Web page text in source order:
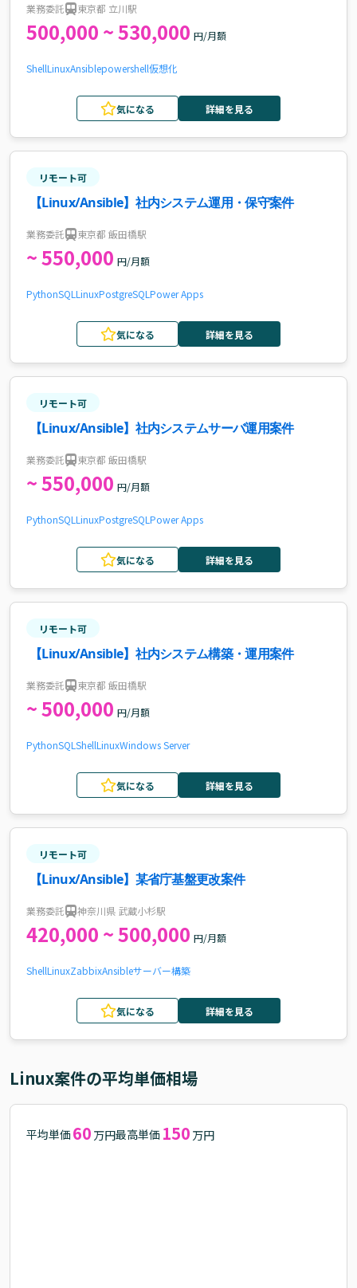
業務委託 東京都 立川駅
500,000 ~ 530,000 円/月額
ShellLinuxAnsiblepowershell仮想化
気になる 詳細を見る
リモート可
【Linux/Ansible】社内システム運用・保守案件
業務委託 東京都 飯田橋駅
~ 550,000 円/月額
PythonSQL LinuxPostgreSQL Power Apps
気になる 詳細を見る
リモート可
【Linux/Ansible】社内システムサーバ運用案件
業務委託 東京都 飯田橋駅
~ 550,000 円/月額
PythonSQL LinuxPostgreSQL Power Apps
気になる 詳細を見る
リモート可
【Linux/Ansible】社内システム構築・運用案件
業務委託 東京都 飯田橋駅
~ 500,000 円/月額
PythonSQL ShellLinuxWindows Server
気になる 詳細を見る
リモート可
【Linux/Ansible】某省庁基盤更改案件
業務委託 神奈川県 武蔵小杉駅
420,000 ~ 500,000 円/月額
ShellLinuxZabbixAnsibleサーバー構築
気になる 詳細を見る
Linux案件の平均単価相場
平均単価 60 万円最高単価 150 万円